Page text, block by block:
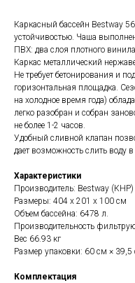
Каркасный бассейн Bestway
устойчивостью. Чаша
ПВХ: два слоя плотного
Каркас металлический
Не требует бетонирования и
горизонтальная площадка.
на холодное время года)
легко разобран и собран
не более 1-2 часов.
Удобный сливной клапан
дает возможность слить воду
Характеристики
Производитель: Bestway (КНР)
Размеры: 404 х 201 х 100 см
Объем бассейна: 6478 л.
Производительность
Вес 66.93 кг
Размер упаковки: 60 см ×
Комплектация